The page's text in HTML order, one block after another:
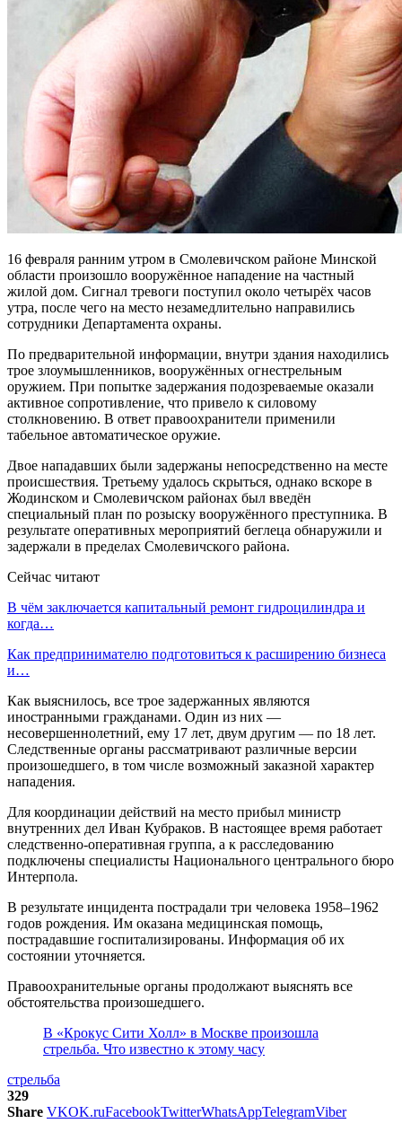
16 февраля ранним утром в Смолевичском районе Минской
области произошло вооружённое нападение на частный
жилой дом. Сигнал тревоги поступил около четырёх часов
утра, после чего на место незамедлительно направились
сотрудники Департамента охраны.
По предварительной информации, внутри здания находились
трое злоумышленников, вооружённых огнестрельным
оружием. При попытке задержания подозреваемые оказали
активное сопротивление, что привело к силовому
столкновению. В ответ правоохранители применили
табельное автоматическое оружие.
Двое нападавших были задержаны непосредственно на месте
происшествия. Третьему удалось скрыться, однако вскоре в
Жодинском и Смолевичском районах был введён
специальный план по розыску вооружённого преступника. В
результате оперативных мероприятий беглеца обнаружили и
задержали в пределах Смолевичского района.
Сейчас читают
В чём заключается капитальный ремонт гидроцилиндра и
когда…
Как предпринимателю подготовиться к расширению бизнеса
и…
Как выяснилось, все трое задержанных являются
иностранными гражданами. Один из них —
несовершеннолетний, ему 17 лет, двум другим — по 18 лет.
Следственные органы рассматривают различные версии
произошедшего, в том числе возможный заказной характер
нападения.
Для координации действий на место прибыл министр
внутренних дел Иван Кубраков. В настоящее время работает
следственно-оперативная группа, а к расследованию
подключены специалисты Национального центрального бюро
Интерпола.
В результате инцидента пострадали три человека 1958–1962
годов рождения. Им оказана медицинская помощь,
пострадавшие госпитализированы. Информация об их
состоянии уточняется.
Правоохранительные органы продолжают выяснять все
обстоятельства произошедшего.
В «Крокус Сити Холл» в Москве произошла
стрельба. Что известно к этому часу
стрельба
329
Share VKOK.ruFacebookTwitterWhatsAppTelegramViber